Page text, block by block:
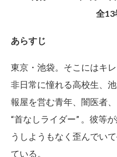
全13
あらすじ
東京・池袋。そこにはキ
非日常に憧れる高校生、
報屋を営む青年、闇医者
“首なしライダー” 。彼等
うしようもなく歪んでい
ている。